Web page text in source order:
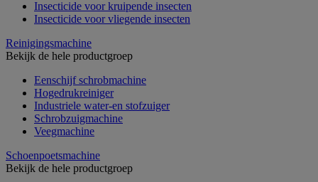
Insecticide voor kruipende insecten
Insecticide voor vliegende insecten
Reinigingsmachine
Bekijk de hele productgroep
Eenschijf schrobmachine
Hogedrukreiniger
Industriele water-en stofzuiger
Schrobzuigmachine
Veegmachine
Schoenpoetsmachine
Bekijk de hele productgroep